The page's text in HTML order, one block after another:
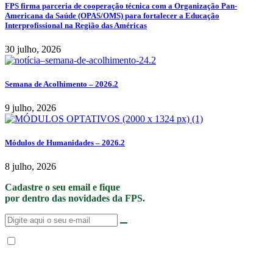
FPS firma parceria de cooperação técnica com a Organização Pan-
Americana da Saúde (OPAS/OMS) para fortalecer a Educação
Interprofissional na Região das Américas
30 julho, 2026
Semana de Acolhimento – 2026.2
9 julho, 2026
Módulos de Humanidades – 2026.2
8 julho, 2026
Cadastre o seu email e fique
por dentro das novidades da FPS.